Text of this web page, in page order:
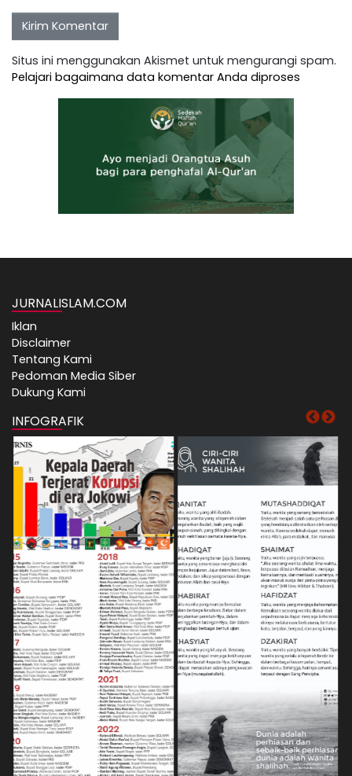
Situs ini menggunakan Akismet untuk mengurangi spam.
Pelajari bagaimana data komentar Anda diproses
JURNALISLAM.COM
Iklan
Disclaimer
Tentang Kami
Pedoman Media Siber
Dukung Kami
INFOGRAFIK